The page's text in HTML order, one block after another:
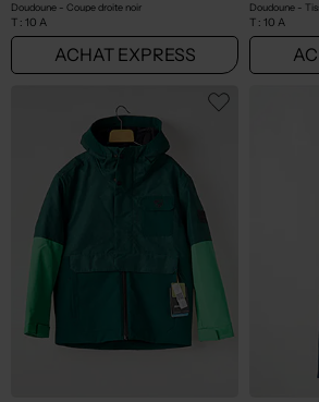
Doudoune - Coupe droite noir
T : 10 A
ACHAT EXPRESS
Doudoune -
T : 10 A